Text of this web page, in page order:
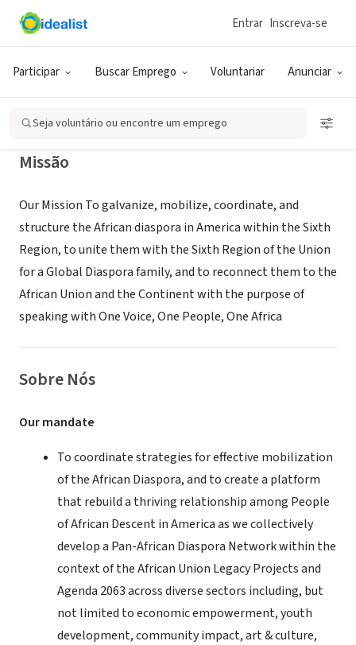
Participar Buscar Emprego Voluntariar Anunciar
Entrar Inscreva-se
Seja voluntário ou encontre um emprego
ONG (SETOR SOCIAL)
AU SIXTH REGION USA FOUNDATION
Missão
Our Mission To galvanize, mobilize, coordinate, and
structure the African diaspora in America within the Sixth
Region, to unite them with the Sixth Region of the Union
for a Global Diaspora family, and to reconnect them to the
African Union and the Continent with the purpose of
speaking with One Voice, One People, One Africa
Sobre Nós
Our mandate
To coordinate strategies for effective mobilization
of the African Diaspora, and to create a platform
that rebuild a thriving relationship among People
of African Descent in America as we collectively
develop a Pan-African Diaspora Network within the
context of the African Union Legacy Projects and
Agenda 2063 across diverse sectors including, but
not limited to economic empowerment, youth
development, community impact, art & culture,